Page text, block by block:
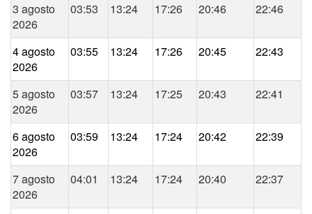
3 agosto
2026
03:53 13:24 17:26 20:46 22:46
4 agosto
2026
03:55 13:24 17:26 20:45 22:43
5 agosto
2026
03:57 13:24 17:25 20:43 22:41
6 agosto
2026
03:59 13:24 17:24 20:42 22:39
7 agosto
2026
04:01 13:24 17:24 20:40 22:37